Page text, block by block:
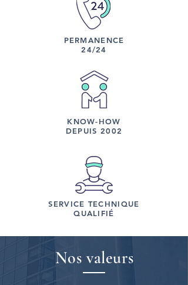
PERMANENCE
24/24
KNOW-HOW
DEPUIS 2002
SERVICE TECHNIQUE
QUALIFIÉ
Nos valeurs